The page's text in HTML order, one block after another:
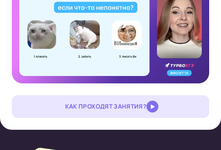
КАК ПРОХОДЯТ ЗАНЯТИЯ?